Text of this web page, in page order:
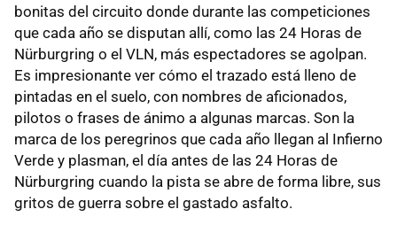
bonitas del circuito donde durante las competiciones
que cada año se disputan allí, como las 24 Horas de
Nürburgring o el VLN, más espectadores se agolpan.
Es impresionante ver cómo el trazado está lleno de
pintadas en el suelo, con nombres de aficionados,
pilotos o frases de ánimo a algunas marcas. Son la
marca de los peregrinos que cada año llegan al Infierno
Verde y plasman, el día antes de las 24 Horas de
Nürburgring cuando la pista se abre de forma libre, sus
gritos de guerra sobre el gastado asfalto.